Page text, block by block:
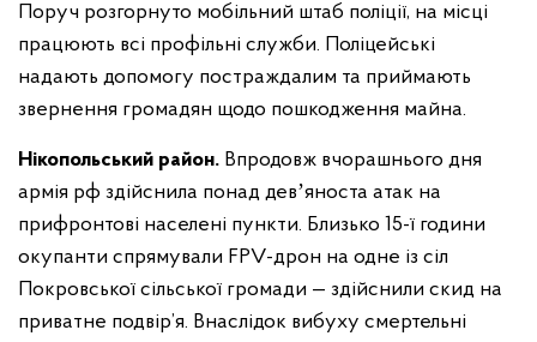
Поруч розгорнуто мобільний штаб поліції, на місці
працюють всі профільні служби. Поліцейські
надають допомогу постраждалим та приймають
звернення громадян щодо пошкодження майна.
Нікопольський район. Впродовж вчорашнього дня
армія рф здійснила понад девʼяноста атак на
прифронтові населені пункти. Близько 15-ї години
окупанти спрямували FPV-дрон на одне із сіл
Покровської сільської громади — здійснили скид на
приватне подвір’я. Внаслідок вибуху смертельні